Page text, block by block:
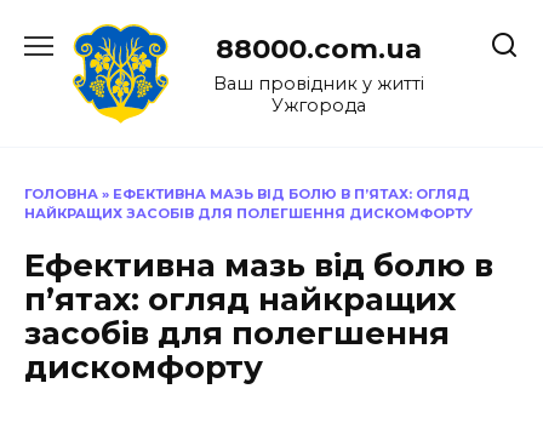
до
88000.com.ua
Ваш провідник у житті
Ужгорода
ГОЛОВНА » ЕФЕКТИВНА МАЗЬ ВІД БОЛЮ В П’ЯТАХ: ОГЛЯД
НАЙКРАЩИХ ЗАСОБІВ ДЛЯ ПОЛЕГШЕННЯ ДИСКОМФОРТУ
Ефективна мазь від болю в
п’ятах: огляд найкращих
засобів для полегшення
дискомфорту